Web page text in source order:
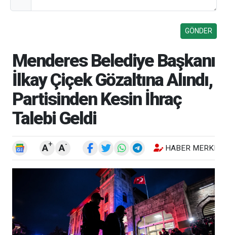
Menderes Belediye Başkanı
İlkay Çiçek Gözaltına Alındı,
Partisinden Kesin İhraç
Talebi Geldi
A+ A- HABER MERKEZI